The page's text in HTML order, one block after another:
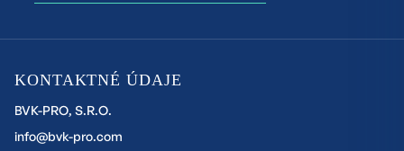
KONTAKTNÉ ÚDAJE
BVK-PRO, S.R.O.
info@bvk-pro.com